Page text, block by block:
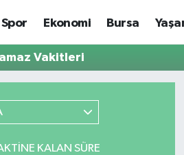
Spor Ekonomi Bursa
Vakitleri
KALAN SÜRE